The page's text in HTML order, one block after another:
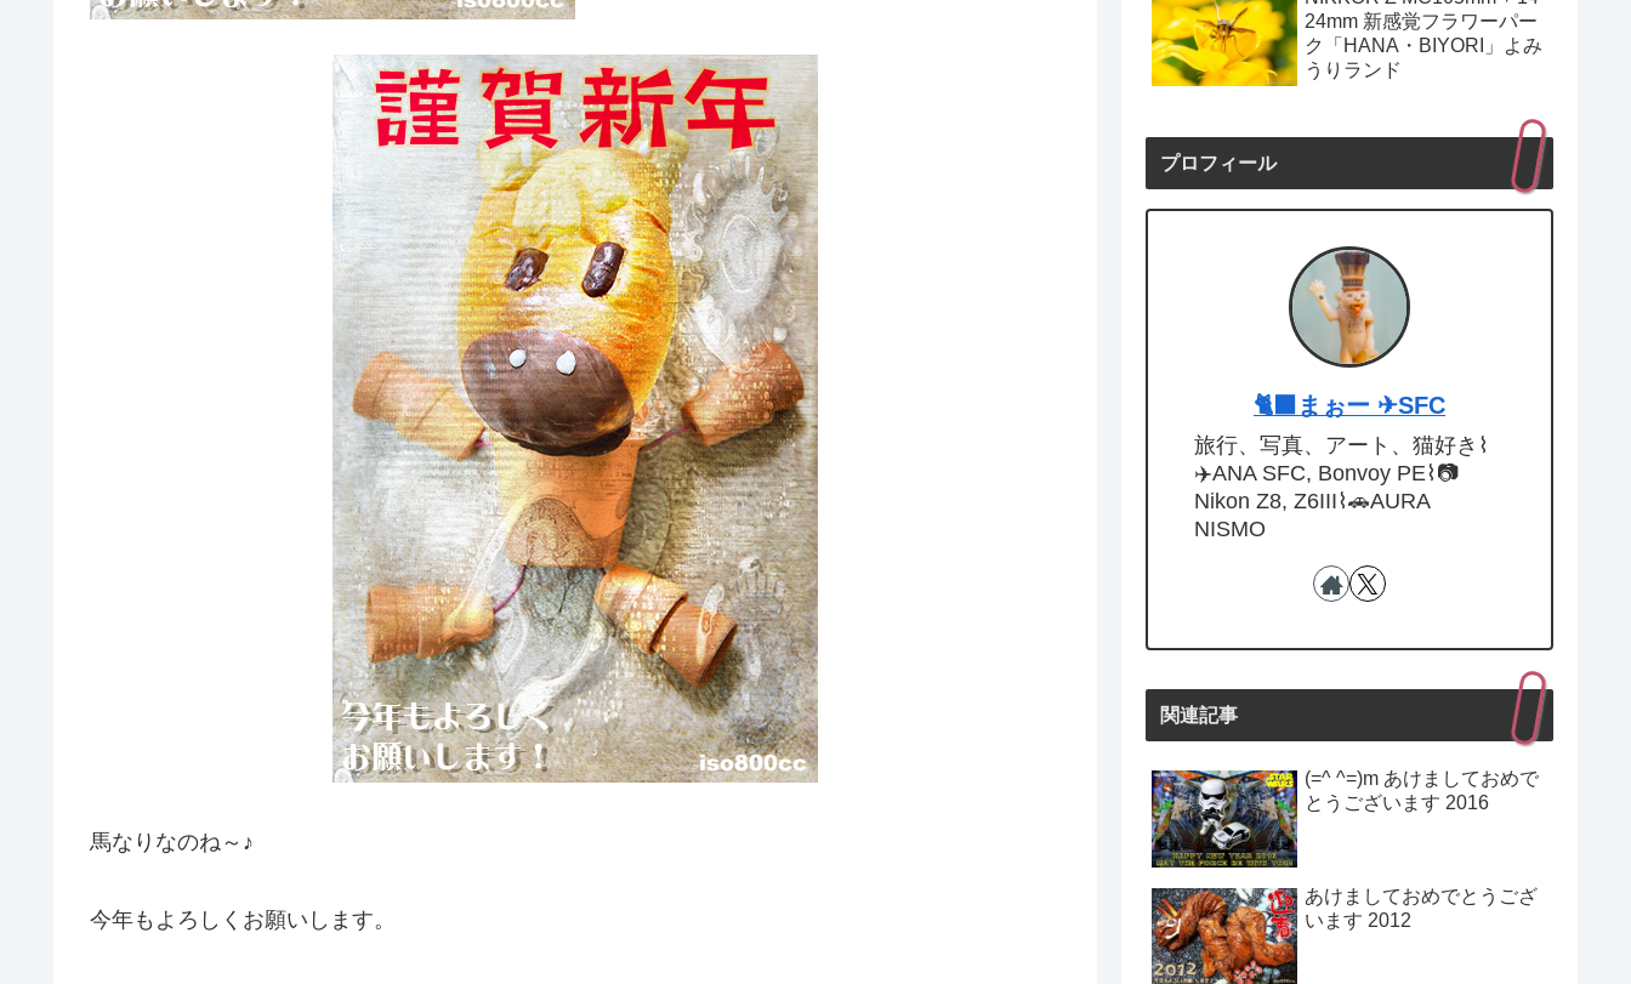
馬なりなのね～♪
今年もよろしくお願いします。
24mm 新感覚フラワーパー
ク「HANA・BIYORI」よみ
うりランド
プロフィール
🐈‍⬛まぉー ✈︎SFC
旅行、写真、アート、猫好き⌇
✈️ANA SFC, Bonvoy PE⌇📷
Nikon Z8, Z6III⌇🚗AURA
NISMO
関連記事
(=^ ^=)m あけましておめで
とうございます 2016
あけましておめでとうござ
います 2012